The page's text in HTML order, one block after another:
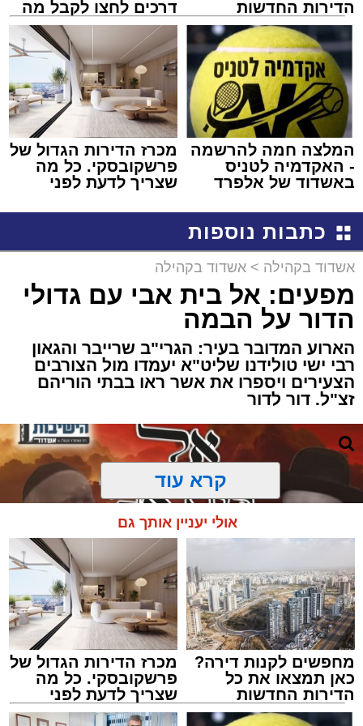
הדירות החדשות
למכירה באשדוד >>>
דרכים לחצו לקבל מה
שמגיע לכם
המלצה חמה להרשמה
- האקדמיה לטניס
באשדוד של אלפרד
מכרז הדירות הגדול של
פרשקובסקי. כל מה
שצריך לדעת לפני
באשדוד
כתבות נוספות
אשדוד בקהילה > אשדוד בקהילה
מפעים: אל בית אבי עם גדולי
הדור על הבמה
הארוע המדובר בעיר: הגרי"ב שרייבר והגאון
רבי ישי טולידנו שליט"א יעמדו מול הצורבים
הצעירים ויספרו את אשר ראו בבתי הוריהם
זצ"ל. דור לדור
מעגלים
קרא עוד
אולי יעניין אותך גם
מחפשים לקנות דירה?
כאן תמצאו את כל
הדירות החדשות
למכירה באשדוד >>>
מכרז הדירות הגדול של
פרשקובסקי. כל מה
שצריך לדעת לפני
שמגישים הצעה לדירה